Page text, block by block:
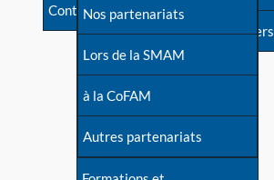
Contact
S'inscrire à nos newsletters
Nos partenariats
Lors de la SMAM
à la CoFAM
Autres partenariats